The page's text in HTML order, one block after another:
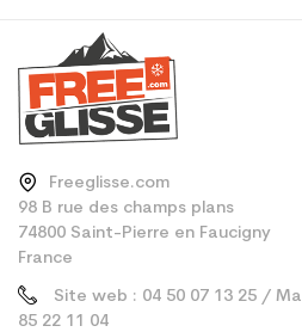
Freeglisse.com
98 B rue des champs plans
74800 Saint-Pierre en Faucigny
France
Site web : 04 50 07 13 25 /
85 22 11 04